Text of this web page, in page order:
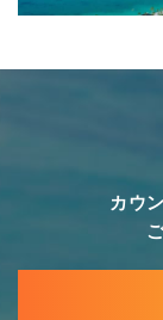
カウ